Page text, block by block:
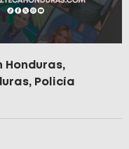
Honduras,
, Policía